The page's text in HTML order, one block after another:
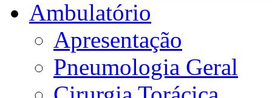
Ambulatório
Apresentação
Pneumologia Geral